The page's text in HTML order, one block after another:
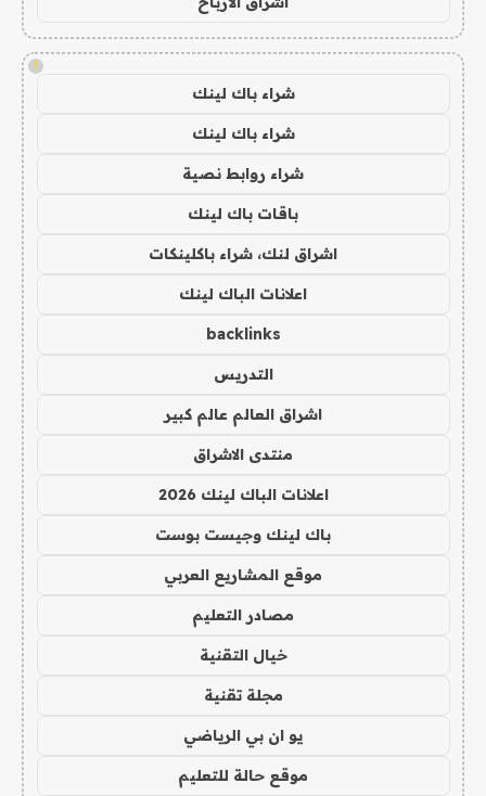
!
شراء باك لينك
شراء باك لينك
شراء روابط نصية
باقات باك لينك
اشراق لنك، شراء باكلينكات
اعلانات الباك لينك
backlinks
التدريس
اشراق العالم عالم كبير
منتدى الاشراق
اعلانات الباك لينك 2026
باك لينك وجيست بوست
موقع المشاريع العربي
مصادر التعليم
خيال التقنية
مجلة تقنية
يو ان بي الرياضي
موقع حالة للتعليم